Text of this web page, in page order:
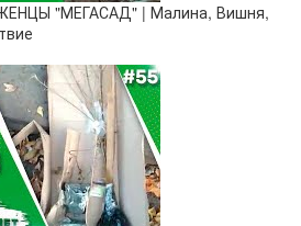
"МЕГАСАД" | Малина, Вишня,